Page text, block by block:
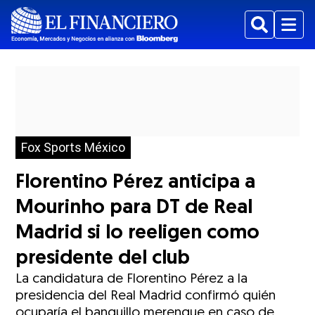
BuscarMenu
Fox Sports México
Florentino Pérez anticipa a
Mourinho para DT de Real
Madrid si lo reeligen como
presidente del club
La candidatura de Florentino Pérez a la
presidencia del Real Madrid confirmó quién